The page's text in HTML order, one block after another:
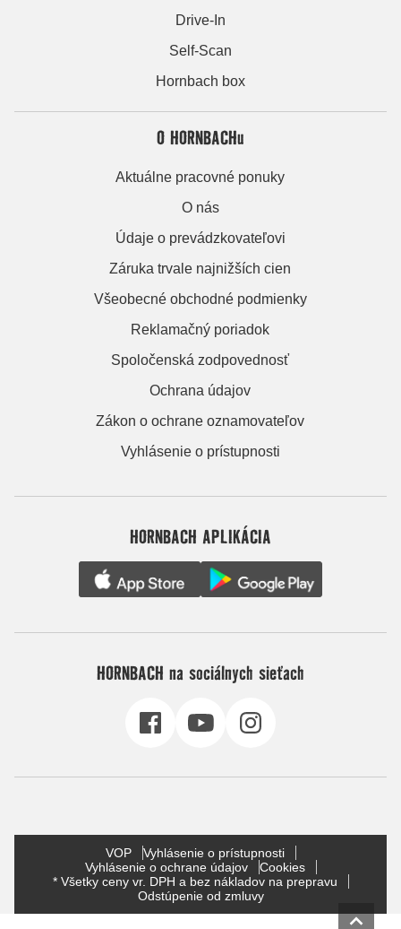
Drive-In
Self-Scan
Hornbach box
O HORNBACHu
Aktuálne pracovné ponuky
O nás
Údaje o prevádzkovateľovi
Záruka trvale najnižších cien
Všeobecné obchodné podmienky
Reklamačný poriadok
Spoločenská zodpovednosť
Ochrana údajov
Zákon o ochrane oznamovateľov
Vyhlásenie o prístupnosti
HORNBACH APLIKÁCIA
HORNBACH na sociálnych sieťach
VOP
Vyhlásenie o prístupnosti
Vyhlásenie o ochrane údajov
Cookies
* Všetky ceny vr. DPH a bez nákladov na prepravu
Odstúpenie od zmluvy